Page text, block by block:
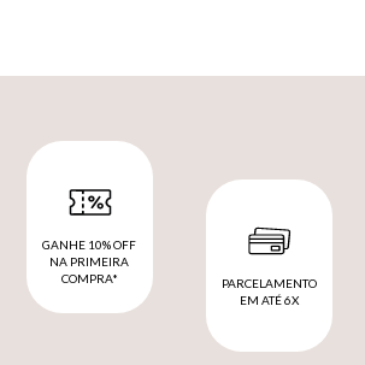
GANHE 10% OFF
NA PRIMEIRA
COMPRA*
PARCELAMENTO
EM ATÉ 6X